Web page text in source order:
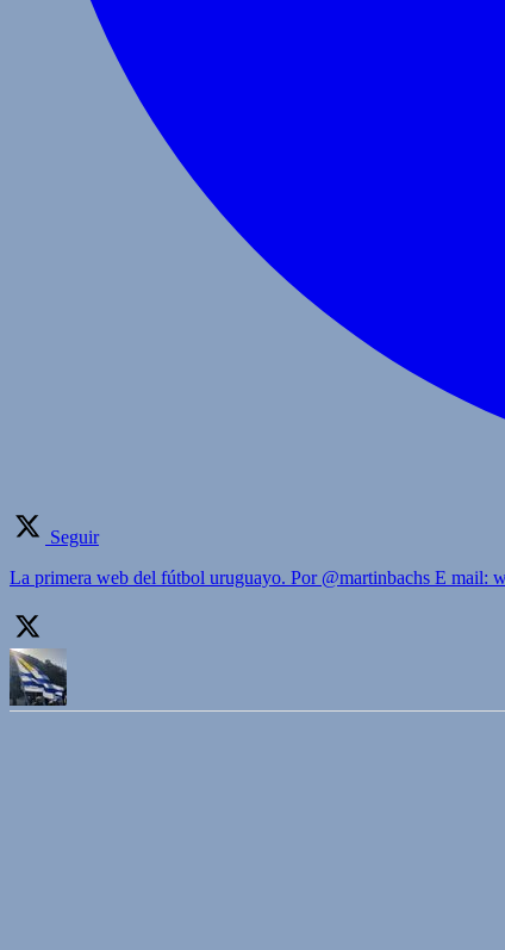
Seguir
La primera web del fútbol uruguayo. Por @martinbachs E mail: